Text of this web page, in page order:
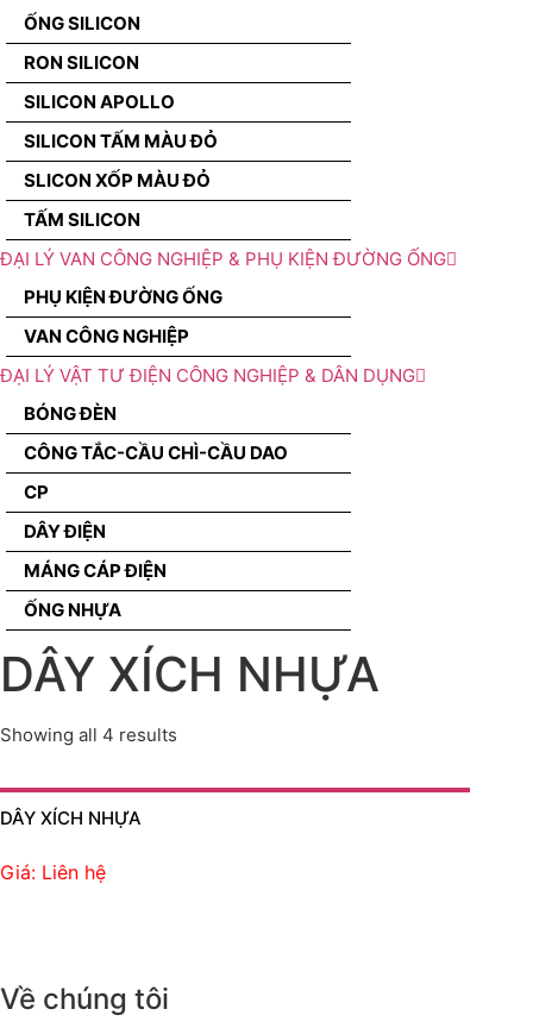
ỐNG SILICON
RON SILICON
SILICON APOLLO
SILICON TẤM MÀU ĐỎ
SLICON XỐP MÀU ĐỎ
TẤM SILICON
ĐẠI LÝ VAN CÔNG NGHIỆP & PHỤ KIỆN ĐƯỜNG ỐNG
PHỤ KIỆN ĐƯỜNG ỐNG
VAN CÔNG NGHIỆP
ĐẠI LÝ VẬT TƯ ĐIỆN CÔNG NGHIỆP & DÂN DỤNG
BÓNG ĐÈN
CÔNG TẮC-CẦU CHÌ-CẦU DAO
CP
DÂY ĐIỆN
MÁNG CÁP ĐIỆN
ỐNG NHỰA
DÂY XÍCH NHỰA
Showing all 4 results
DÂY XÍCH NHỰA
Giá: Liên hệ
Về chúng tôi